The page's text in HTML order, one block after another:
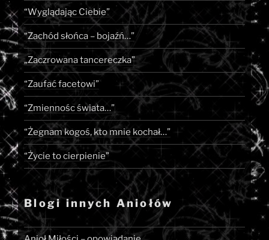
“Wyglądając Ciebie”
“Zachód słońca – bojaźń…”
„Zaczrowana tancereczka”
“Zaufać facetowi”
“Zmiennośc świata…”
“Żegnam kogoś, kto mnie kochał…”
“Życie to cierpienie”
Blogi innych Aniołów